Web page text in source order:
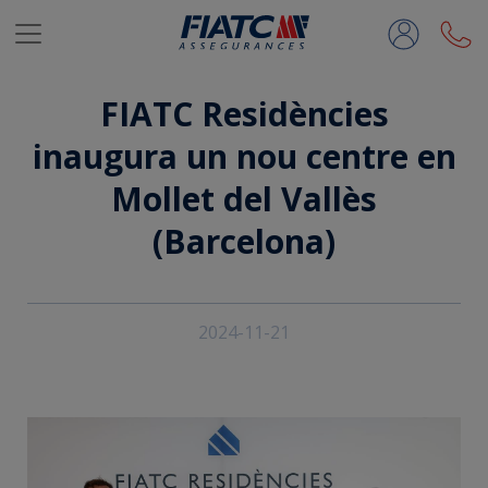
Salta al contingut principal
FIATC Residències
inaugura un nou centre en
Mollet del Vallès
(Barcelona)
2024-11-21